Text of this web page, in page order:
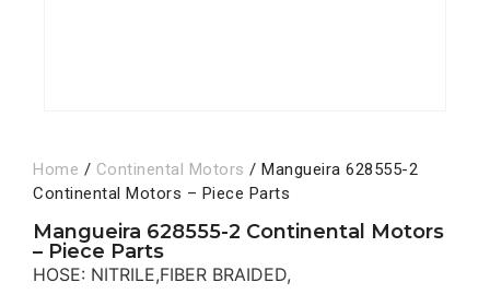
Home / Continental Motors / Mangueira 628555-2
Continental Motors – Piece Parts
Mangueira 628555-2 Continental Motors
– Piece Parts
HOSE: NITRILE,FIBER BRAIDED,